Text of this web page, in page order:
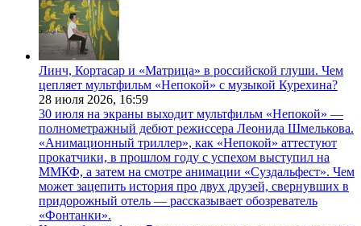
Линч, Кортасар и «Матрица» в российской глуши. Чем
цепляет мультфильм «Непокой» с музыкой Курехина?
28 июля 2026, 16:59
30 июля на экраны выходит мультфильм «Непокой» —
полнометражный дебют режиссера Леонида Шмелькова.
«Анимационный триллер», как «Непокой» аттестуют
прокатчики, в прошлом году с успехом выступил на
ММКФ, а затем на смотре анимации «Суздальфест». Чем
может зацепить история про двух друзей, свернувших в
придорожный отель — рассказывает обозреватель
«Фонтанки».